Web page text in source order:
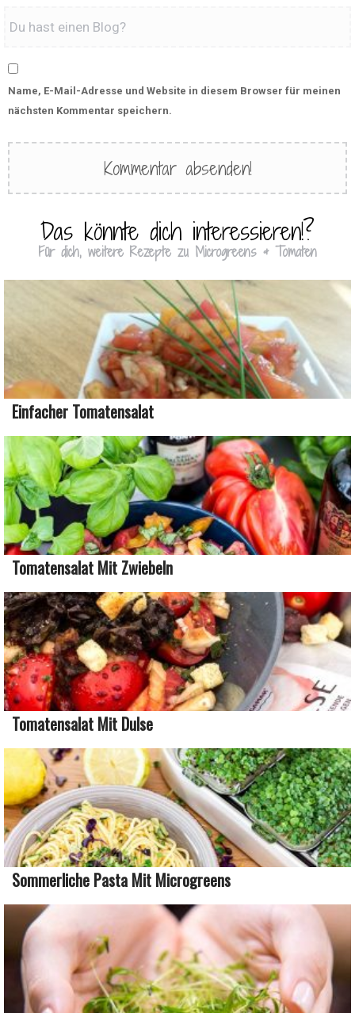
Name, E-Mail-Adresse und Website in diesem Browser für meinen
nächsten Kommentar speichern.
Das könnte dich interessieren!?
Für dich, weitere Rezepte zu Microgreens & Tomaten
Einfacher Tomatensalat
Tomatensalat Mit Zwiebeln
Tomatensalat Mit Dulse
Sommerliche Pasta Mit Microgreens